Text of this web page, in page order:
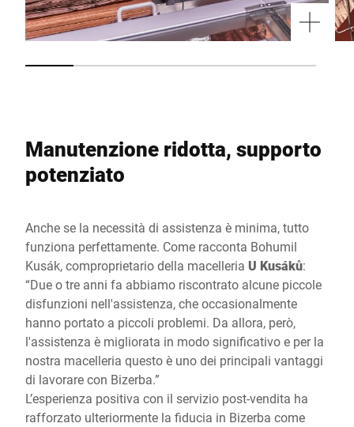
Manutenzione ridotta, supporto
potenziato
Anche se la necessità di assistenza è minima, tutto
funziona perfettamente. Come racconta Bohumil
Kusák, comproprietario della macelleria U Kusáků:
“Due o tre anni fa abbiamo riscontrato alcune piccole
disfunzioni nell'assistenza, che occasionalmente
hanno portato a piccoli problemi. Da allora, però,
l'assistenza è migliorata in modo significativo e per la
nostra macelleria questo è uno dei principali vantaggi
di lavorare con Bizerba.”
L’esperienza positiva con il servizio post-vendita ha
rafforzato ulteriormente la fiducia in Bizerba come